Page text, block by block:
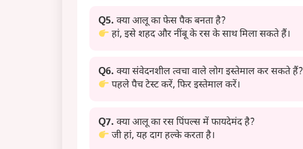
Q5. क्या आलू का फेस पैक बनता है?
हां, इसे शहद और नींबू के रस के साथ मिला सकते हैं।
Q6. क्या संवेदनशील त्वचा वाले लोग इस्तेमाल कर सकते हैं?
पहले पैच टेस्ट करें, फिर इस्तेमाल करें।
Q7. क्या आलू का रस पिंपल्स में फायदेमंद है?
जी हां, यह दाग हल्के करता है।